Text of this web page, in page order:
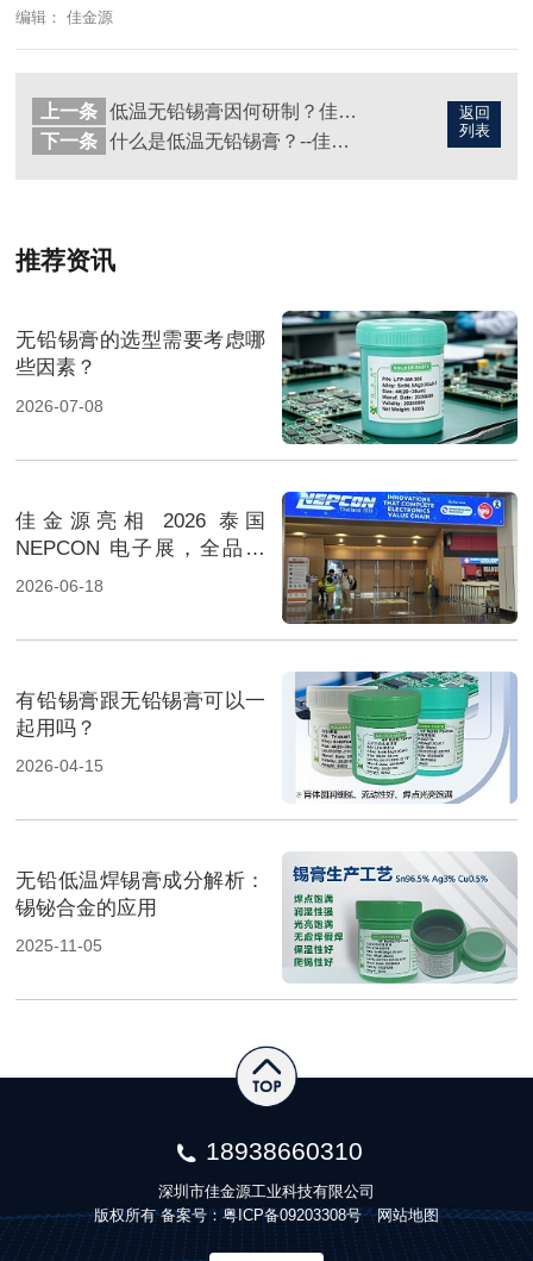
编辑： 佳金源
返回
列表
上一条
低温无铅锡膏因何研制？佳金源锡膏厂家
下一条
什么是低温无铅锡膏？--佳金源锡膏厂家
推荐资讯
无铅锡膏的选型需要考虑哪
些因素？
2026-07-08
佳金源亮相 2026 泰国
NEPCON 电子展，全品类
焊料重磅展出，高性能锡膏
2026-06-18
有铅锡膏跟无铅锡膏可以一
起用吗？
2026-04-15
无铅低温焊锡膏成分解析：
锡铋合金的应用
2025-11-05
18938660310
深圳市佳金源工业科技有限公司
版权所有 备案号：粤ICP备09203308号 网站地图